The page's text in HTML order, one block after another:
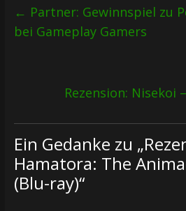
← Partner: Gewinnspiel zu
bei Gameplay Gamers
Rezension: Nisekoi
Ein Gedanke zu „
Hamatora: The
(Blu-ray)“